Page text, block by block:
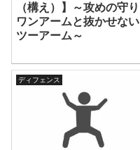
（構え）】～攻めの守り
ワンアームと抜かせない
ツーアーム～
ディフェンス